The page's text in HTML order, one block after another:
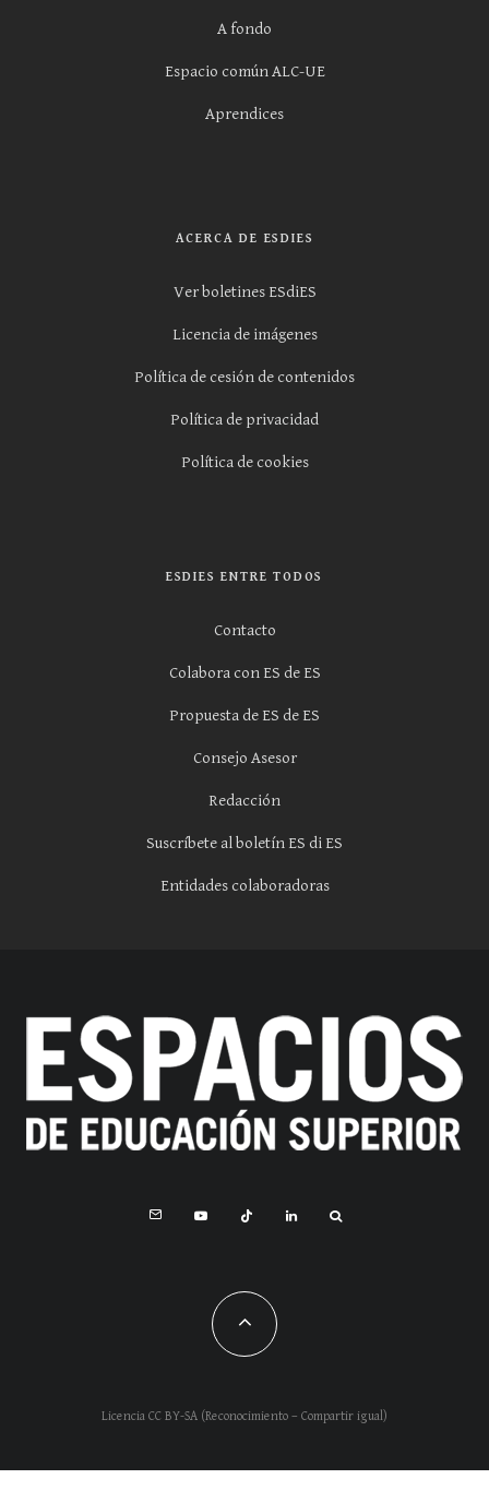
A fondo
Espacio común ALC-UE
Aprendices
ACERCA DE ESDIES
Ver boletines ESdiES
Licencia de imágenes
Política de cesión de contenidos
Política de privacidad
Política de cookies
ESDIES ENTRE TODOS
Contacto
Colabora con ES de ES
Propuesta de ES de ES
Consejo Asesor
Redacción
Suscríbete al boletín ES di ES
Entidades colaboradoras
Licencia CC BY-SA (Reconocimiento – Compartir igual)